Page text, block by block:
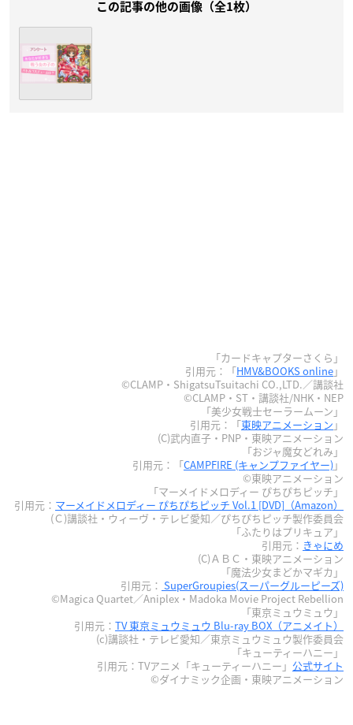
この記事の他の画像（全1枚）
「カードキャプターさくら」
引用元：「HMV&BOOKS online」
©CLAMP・ShigatsuTsuitachi CO.,LTD.／講談社
©CLAMP・ST・講談社/NHK・NEP
「美少女戦士セーラームーン」
引用元：「東映アニメーション 」
(C)武内直子・PNP・東映アニメーション
「おジャ魔女どれみ」
引用元：「CAMPFIRE (キャンプファイヤー)」
©東映アニメーション
「マーメイドメロディー ぴちぴちピッチ」
引用元： マーメイドメロディー ぴちぴちピッチ Vol.1 [DVD]（Amazon）
(Ｃ)講談社・ウィーヴ・テレビ愛知／ぴちぴちピッチ製作委員会
「ふたりはプリキュア」
引用元： きゃにめ
(C)ＡＢＣ・東映アニメーション
「魔法少女まどかマギカ」
引用元： SuperGroupies(スーパーグルーピーズ)
©Magica Quartet／Aniplex・Madoka Movie Project Rebellion
「東京ミュウミュウ」
引用元： TV 東京ミュウミュウ Blu-ray BOX（アニメイト）
(c)講談社・テレビ愛知／東京ミュウミュウ製作委員会
「キューティーハニー」
引用元：TVアニメ「キューティーハニー」 公式サイト
©ダイナミック企画・東映アニメーション